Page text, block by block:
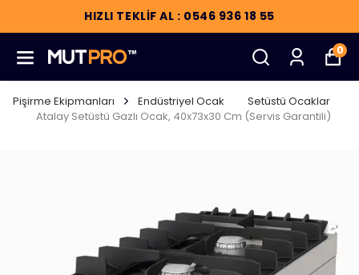
HIZLI TEKLİF AL : 0546 936 18 55
0
Pişirme Ekipmanları Endüstriyel Ocak
Setüstü Ocaklar
Atalay Setüstü Gazlı Ocak, 40x73x30 Cm (Servis Garantili)